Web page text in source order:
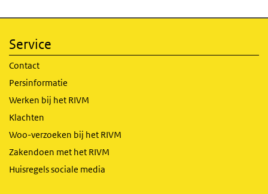
Service
Contact
Persinformatie
Werken bij het RIVM
Klachten
Woo-verzoeken bij het RIVM
Zakendoen met het RIVM
Huisregels sociale media